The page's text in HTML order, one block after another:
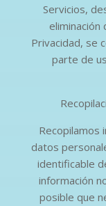
Servicios,
eliminación
Privacidad, se
parte de
Recopilamos
datos
identificable
información
posible que